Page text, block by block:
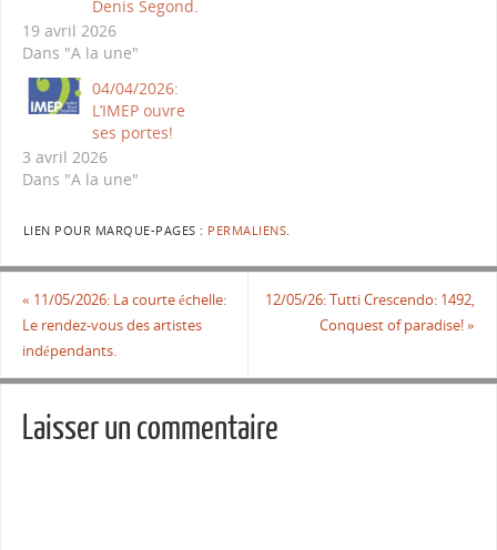
Denis Segond.
19 avril 2026
Dans "A la une"
04/04/2026:
L’IMEP ouvre
ses portes!
3 avril 2026
Dans "A la une"
LIEN POUR MARQUE-PAGES : PERMALIENS.
« 11/05/2026: La courte échelle:
Le rendez-vous des artistes
indépendants.
12/05/26: Tutti Crescendo: 1492,
Conquest of paradise!»
Laisser un commentaire